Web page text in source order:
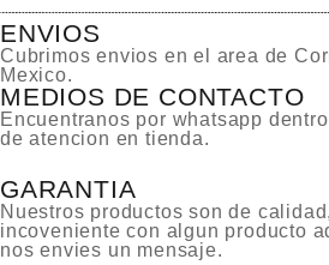
ENVIOS
Cubrimos envios en el area de
Mexico.
MEDIOS DE CONTACTO
Encuentranos por whatsapp
de atencion en tienda.
GARANTIA
Nuestros productos son de
incoveniente con algun producto
nos envies un mensaje.